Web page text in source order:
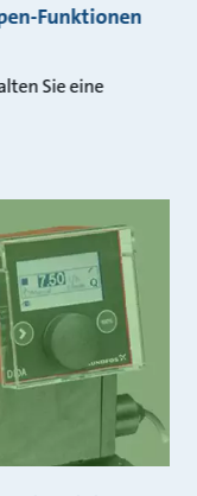
Funktionen
Sie eine